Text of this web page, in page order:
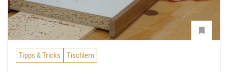
Tipps & Tricks Tischlern